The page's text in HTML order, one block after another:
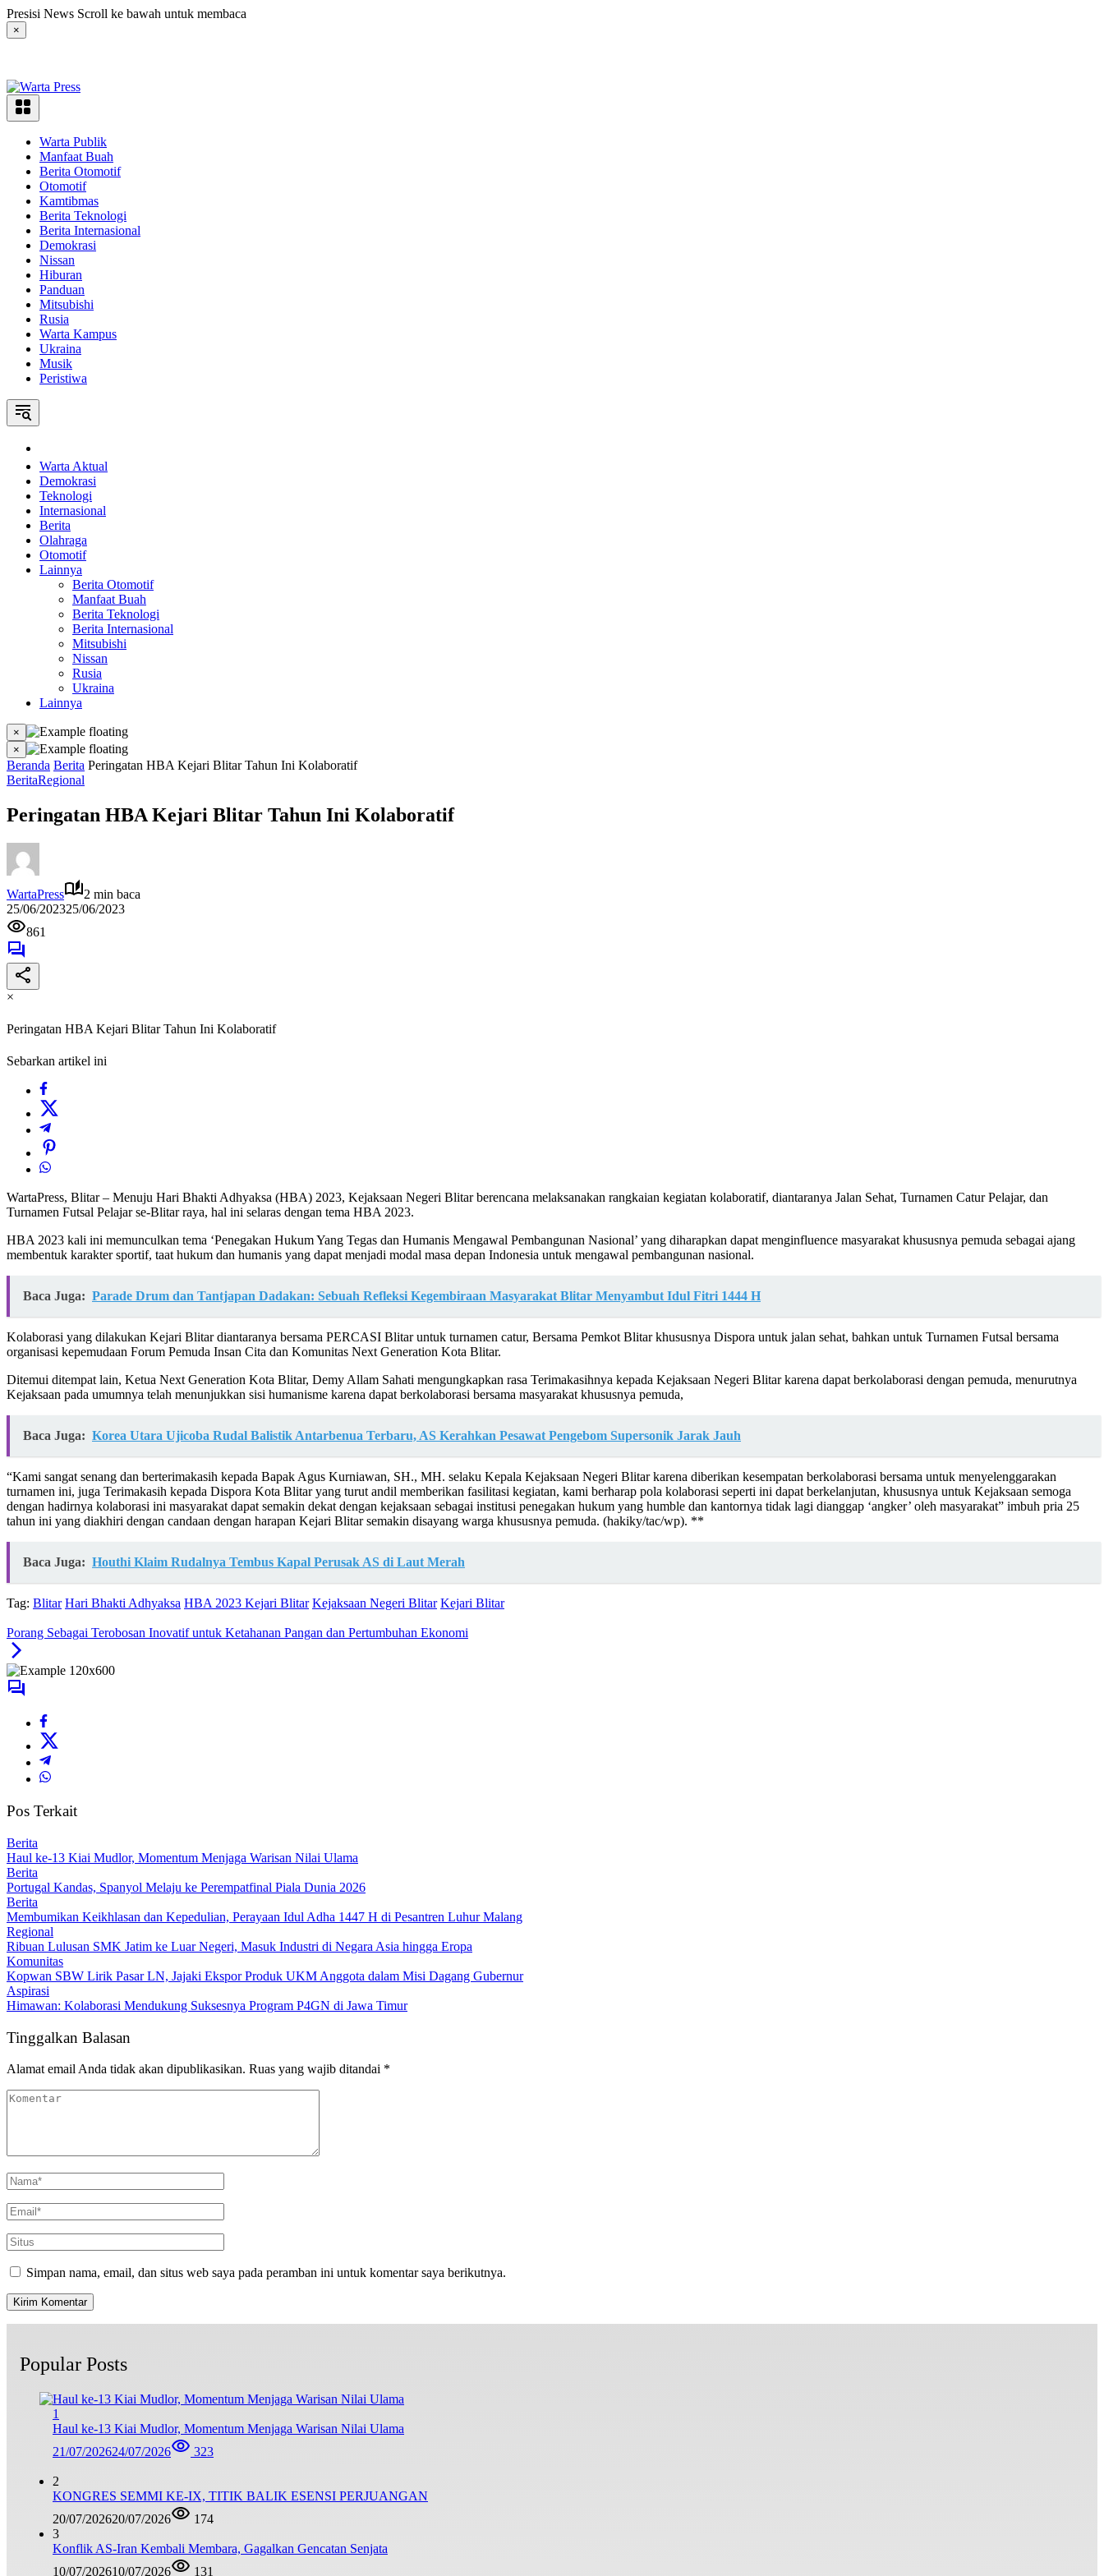
Langsung
ke
konten
Presisi News Scroll ke bawah untuk membaca
×
Warta Publik
Manfaat Buah
Berita Otomotif
Otomotif
Kamtibmas
Berita Teknologi
Berita Internasional
Demokrasi
Nissan
Hiburan
Panduan
Mitsubishi
Rusia
Warta Kampus
Ukraina
Musik
Peristiwa
Warta Aktual
Demokrasi
Teknologi
Internasional
Berita
Olahraga
Otomotif
Lainnya
Berita Otomotif
Manfaat Buah
Berita Teknologi
Berita Internasional
Mitsubishi
Nissan
Rusia
Ukraina
Lainnya
×
×
Beranda Berita Peringatan HBA Kejari Blitar Tahun Ini Kolaboratif
BeritaRegional
Peringatan HBA Kejari Blitar Tahun Ini Kolaboratif
WartaPress
2 min baca
25/06/202325/06/2023
861
×
Peringatan HBA Kejari Blitar Tahun Ini Kolaboratif
Sebarkan artikel ini
WartaPress, Blitar – Menuju Hari Bhakti Adhyaksa (HBA) 2023, Kejaksaan Negeri Blitar berencana melaksanakan rangkaian kegiatan kolaboratif, diantaranya Jalan Sehat, Turnamen Catur Pelajar, dan
Turnamen Futsal Pelajar se-Blitar raya, hal ini selaras dengan tema HBA 2023.
HBA 2023 kali ini memunculkan tema ‘Penegakan Hukum Yang Tegas dan Humanis Mengawal Pembangunan Nasional’ yang diharapkan dapat menginfluence masyarakat khususnya pemuda sebagai ajang
membentuk karakter sportif, taat hukum dan humanis yang dapat menjadi modal masa depan Indonesia untuk mengawal pembangunan nasional.
Baca Juga: Parade Drum dan Tantjapan Dadakan: Sebuah Refleksi Kegembiraan Masyarakat Blitar Menyambut Idul Fitri 1444 H
Kolaborasi yang dilakukan Kejari Blitar diantaranya bersama PERCASI Blitar untuk turnamen catur, Bersama Pemkot Blitar khususnya Dispora untuk jalan sehat, bahkan untuk Turnamen Futsal bersama
organisasi kepemudaan Forum Pemuda Insan Cita dan Komunitas Next Generation Kota Blitar.
Ditemui ditempat lain, Ketua Next Generation Kota Blitar, Demy Allam Sahati mengungkapkan rasa Terimakasihnya kepada Kejaksaan Negeri Blitar karena dapat berkolaborasi dengan pemuda, menurutnya
Kejaksaan pada umumnya telah menunjukkan sisi humanisme karena dapat berkolaborasi bersama masyarakat khususnya pemuda,
Baca Juga: Korea Utara Ujicoba Rudal Balistik Antarbenua Terbaru, AS Kerahkan Pesawat Pengebom Supersonik Jarak Jauh
“Kami sangat senang dan berterimakasih kepada Bapak Agus Kurniawan, SH., MH. selaku Kepala Kejaksaan Negeri Blitar karena diberikan kesempatan berkolaborasi bersama untuk menyelenggarakan
turnamen ini, juga Terimakasih kepada Dispora Kota Blitar yang turut andil memberikan fasilitasi kegiatan, kami berharap pola kolaborasi seperti ini dapat berkelanjutan, khususnya untuk Kejaksaan semoga
dengan hadirnya kolaborasi ini masyarakat dapat semakin dekat dengan kejaksaan sebagai institusi penegakan hukum yang humble dan kantornya tidak lagi dianggap ‘angker’ oleh masyarakat” imbuh pria 25
tahun ini yang diakhiri dengan candaan dengan harapan Kejari Blitar semakin disayang warga khususnya pemuda. (hakiky/tac/wp). **
Baca Juga: Houthi Klaim Rudalnya Tembus Kapal Perusak AS di Laut Merah
Tag: Blitar Hari Bhakti Adhyaksa HBA 2023 Kejari Blitar Kejaksaan Negeri Blitar Kejari Blitar
Porang Sebagai Terobosan Inovatif untuk Ketahanan Pangan dan Pertumbuhan Ekonomi
Pos Terkait
Berita
Haul ke-13 Kiai Mudlor, Momentum Menjaga Warisan Nilai Ulama
Berita
Portugal Kandas, Spanyol Melaju ke Perempatfinal Piala Dunia 2026
Berita
Membumikan Keikhlasan dan Kepedulian, Perayaan Idul Adha 1447 H di Pesantren Luhur Malang
Regional
Ribuan Lulusan SMK Jatim ke Luar Negeri, Masuk Industri di Negara Asia hingga Eropa
Komunitas
Kopwan SBW Lirik Pasar LN, Jajaki Ekspor Produk UKM Anggota dalam Misi Dagang Gubernur
Aspirasi
Himawan: Kolaborasi Mendukung Suksesnya Program P4GN di Jawa Timur
Tinggalkan Balasan
Alamat email Anda tidak akan dipublikasikan. Ruas yang wajib ditandai *
Simpan nama, email, dan situs web saya pada peramban ini untuk komentar saya berikutnya.
Popular Posts
1
Haul ke-13 Kiai Mudlor, Momentum Menjaga Warisan Nilai Ulama
21/07/202624/07/2026 323
2
KONGRES SEMMI KE-IX, TITIK BALIK ESENSI PERJUANGAN
20/07/202620/07/2026
174
3
Konflik AS-Iran Kembali Membara, Gagalkan Gencatan Senjata
10/07/202610/07/2026
131